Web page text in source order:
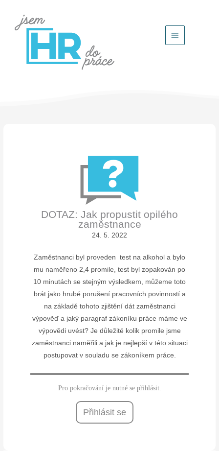
Hlavní
DOTAZ: Jak propustit opilého
zaměstnance
24. 5. 2022
Zaměstnanci byl proveden test na alkohol a bylo
mu naměřeno 2,4 promile, test byl zopakován po
10 minutách se stejným výsledkem, můžeme toto
brát jako hrubé porušení pracovních povinností a
na základě tohoto zjištění dát zaměstnanci
výpověď a jaký paragraf zákoníku práce máme ve
výpovědi uvést? Je důležité kolik promile jsme
zaměstnanci naměřili a jak je nejlepší v této situaci
postupovat v souladu se zákoníkem práce.
Pro pokračování je nutné se přihlásit.
Přihlásit se